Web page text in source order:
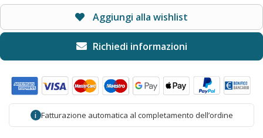
Aggiungi alla wishlist
i Fatturazione automatica al completamento dell’ordine